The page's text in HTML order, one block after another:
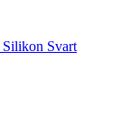
Svart